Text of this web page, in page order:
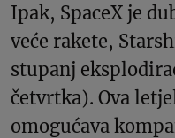
Ipak, SpaceX je
veće rakete,
stupanj
četvrtka). Ova
omogućava